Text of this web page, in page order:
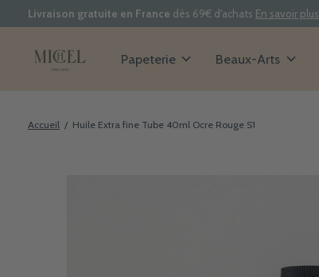
Livraison gratuite en France dès 69€ d'achats En savoir plus
Papeterie Beaux-Arts
Accueil / Huile Extra fine Tube 40ml Ocre Rouge S1